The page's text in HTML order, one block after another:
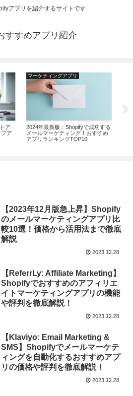
アプリを紹介するサイトです
すすめアプリ紹介
ア
ア
マーケティングアプリ
2024年最新版：Shopifyで成功する
メールマーケティング！おすすめ
アプリランキングTOP10
【2023年12月版急上昇】Shopify
のメールマーケティングアプリ比
較10選！価格から活用法まで徹底
解説
2023.12.28
【ReferrLy: Affiliate Marketing】
Shopifyでおすすめのアフィリエ
イトマーケティングアプリの機能
や評判を徹底解説！
2023.12.28
【Klaviyo: Email Marketing &
SMS】Shopifyでメールマーケテ
ィングを自動化するおすすめアプ
リの価格や評判を徹底解説！
2023.12.28